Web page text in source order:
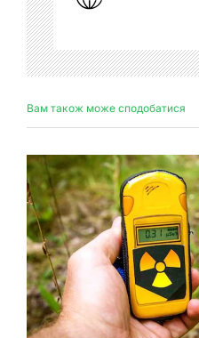
Вам також може сподобатися